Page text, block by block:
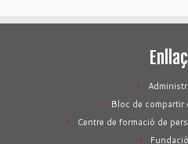
Bloc de compartir
Centre de formació de